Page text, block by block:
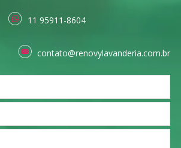
11 95911-8604
contato@renovylavanderia.com.br